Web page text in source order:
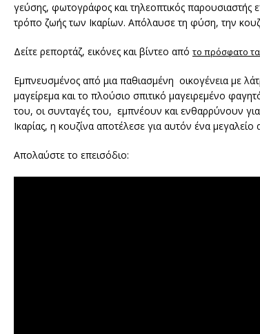
γεύσης, φωτογράφος και τηλεοπτικός παρουσιαστής
τρόπο ζωής των Ικαρίων. Απόλαυσε τη φύση, την
Δείτε ρεπορτάζ, εικόνες και βίντεο από το πρόσφατο
Εμπνευσμένος από μια παθιασμένη οικογένεια με
μαγείρεμα και το πλούσιο σπιτικό μαγειρεμένο
του, οι συνταγές του, εμπνέουν και ενθαρρύνουν
Ικαρίας, η κουζίνα αποτέλεσε για αυτόν ένα
Απολαύστε το επεισόδιο: